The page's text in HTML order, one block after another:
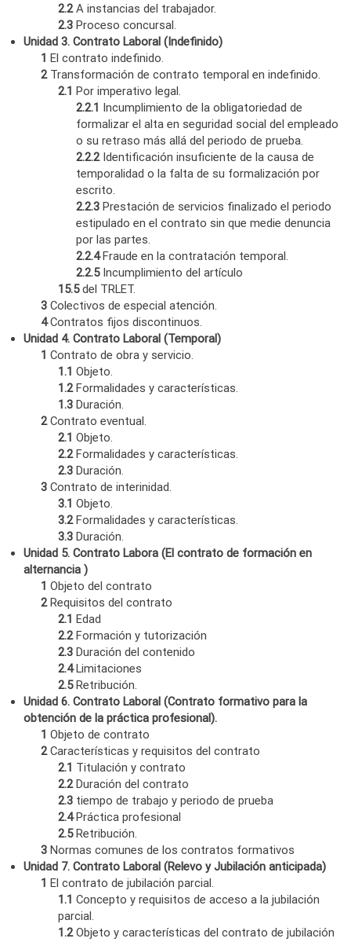
2.2A instancias del trabajador.
2.3 Proceso concursal.
Unidad 3. Contrato Laboral (Indefinido)
1 El contrato indefinido.
2Transformación de contrato temporal en indefinido.
2.1 Por imperativo legal.
2.2.1 Incumplimiento de la obligatoriedad de
formalizar el alta en seguridad social del empleado
o su retraso más allá del periodo de prueba.
2.2.2Identificación insuficiente de la causa de
temporalidad o la falta de su formalización por
escrito.
2.2.3Prestación de servicios finalizado el periodo
estipulado en el contrato sin que medie denuncia
por las partes.
2.2.4Fraude en la contratación temporal.
2.2.5Incumplimiento del artículo
15.5del TRLET.
3 Colectivos de especial atención.
4Contratos fijos discontinuos.
Unidad 4. Contrato Laboral (Temporal)
1 Contrato de obra y servicio.
1.1 Objeto.
1.2Formalidades y características.
1.3 Duración.
2Contrato eventual.
2.1 Objeto.
2.2Formalidades y características.
2.3 Duración.
3 Contrato de interinidad.
3.1 Objeto.
3.2Formalidades y características.
3.3 Duración.
Unidad 5. Contrato Labora (El contrato de formación en
alternancia )
1 Objeto del contrato
2Requisitos del contrato
2.1 Edad
2.2Formación y tutorización
2.3 Duración del contenido
2.4Limitaciones
2.5Retribución.
Unidad 6. Contrato Laboral (Contrato formativo para la
obtención de la práctica profesional).
1 Objeto de contrato
2Características y requisitos del contrato
2.1 Titulación y contrato
2.2Duración del contrato
2.3 tiempo de trabajo y periodo de prueba
2.4Práctica profesional
2.5Retribución.
3 Normas comunes de los contratos formativos
Unidad 7. Contrato Laboral (Relevo y Jubilación anticipada)
1 El contrato de jubilación parcial.
1.1 Concepto y requisitos de acceso a la jubilación
parcial.
1.2Objeto y características del contrato de jubilación